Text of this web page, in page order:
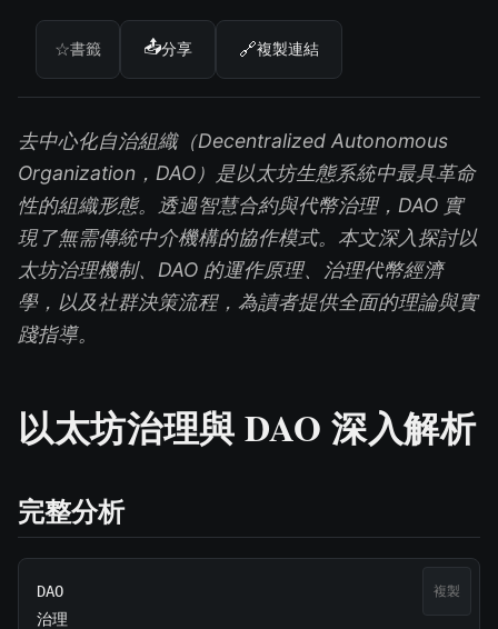
☆書籤 📤分享 🔗複製連結
去中心化自治組織（Decentralized Autonomous
Organization，DAO）是以太坊生態系統中最具革命
性的組織形態。透過智慧合約與代幣治理，DAO 實
現了無需傳統中介機構的協作模式。本文深入探討以
太坊治理機制、DAO 的運作原理、治理代幣經濟
學，以及社群決策流程，為讀者提供全面的理論與實
踐指導。
以太坊治理與 DAO 深入解析
完整分析
DAO
治理
複製